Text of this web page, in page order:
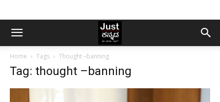
Home Tags Thought –banning
Tag: thought –banning